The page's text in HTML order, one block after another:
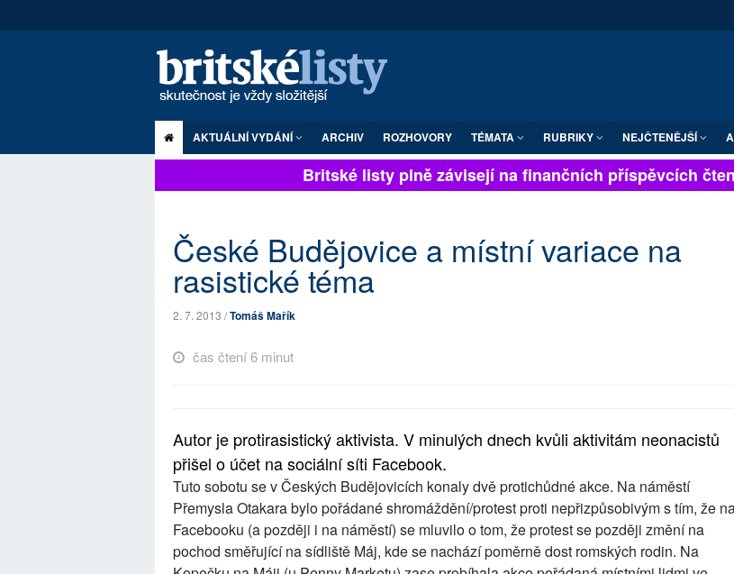
AKTUÁLNÍ VYDÁNÍ ARCHIV ROZHOVORY TÉMATA RUBRIKY NEJČTENĚJŠÍ
Britské listy plně závisejí na finančních příspěvcích
České Budějovice a místní variace na
rasistické téma
2. 7. 2013 /Tomáš Mařík
čas čtení 6 minut
Autor je protirasistický aktivista. V minulých dnech kvůli aktivitám neonacistů
přišel o účet na sociální síti Facebook.
Tuto sobotu se v Českých Budějovicích konaly dvě protichůdné akce. Na náměstí
Přemysla Otakara bylo pořádané shromáždění/protest proti nepřizpůsobivým s tím, že
Facebooku (a později i na náměstí) se mluvilo o tom, že protest se později změní na
pochod směřující na sídliště Máj, kde se nachází poměrně dost romských rodin. Na